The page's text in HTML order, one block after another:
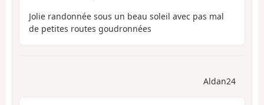
Jolie randonnée sous un beau soleil avec pas mal
de petites routes goudronnées
Aldan24